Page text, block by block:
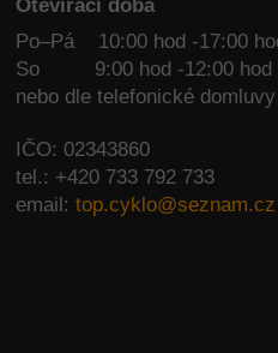
Otevírací doba
Po–Pá 10:00 hod -17:00
So
9:00 hod -12:00 hod
nebo dle telefonické domluvy
IČO: 02343860
tel.: +420 733 792 733
email:top.cyklo@seznam.cz